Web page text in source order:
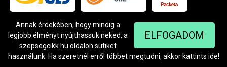
Árukereső.hu
ELFOGADOM
Annak érdekében, hogy mindig a
legjobb élményt nyújthassuk neked, a
szepsegcikk.hu oldalon sütiket
használunk. Ha szeretnél erről többet megtudni, akkor kattints ide!